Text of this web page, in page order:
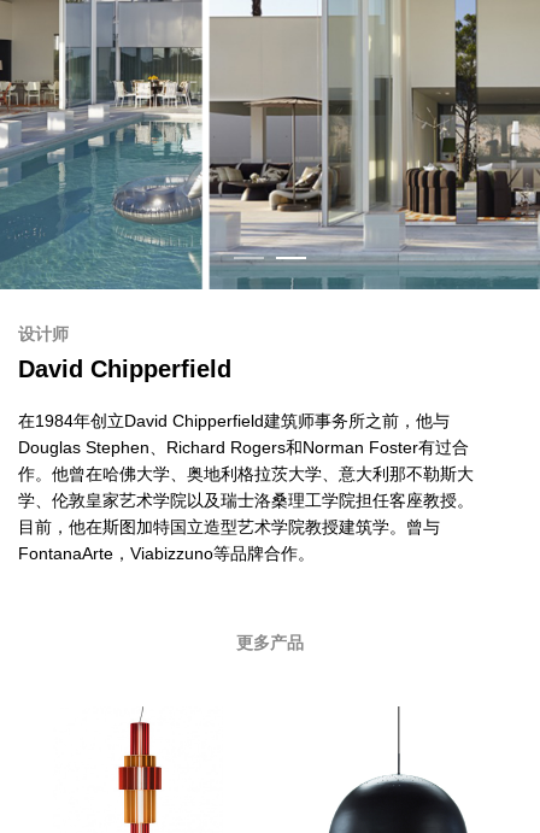
设计师
David Chipperfield
在1984年创立David Chipperfield建筑师事务所之前，他与
Douglas Stephen、Richard Rogers和Norman Foster有过合
作。他曾在哈佛大学、奥地利格拉茨大学、意大利那不勒斯大
学、伦敦皇家艺术学院以及瑞士洛桑理工学院担任客座教授。
目前，他在斯图加特国立造型艺术学院教授建筑学。曾与
FontanaArte，Viabizzuno等品牌合作。
更多产品